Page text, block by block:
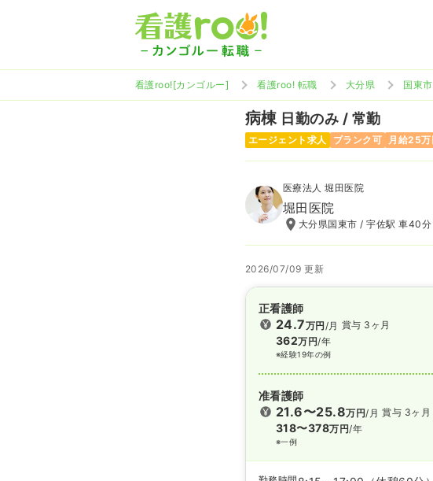
看護roo![カンゴルー] 看護roo! 転職 大分県 国東市
病棟 日勤のみ / 常勤
エージェント求人 ブランク可 月給25万
医療法人 堀田医院
堀田医院
大分県国東市 / 宇佐駅 車40分
2026/07/09 更新
正看護師
24.7万円/月
362万円/年
※経験19年の例
賞与 3ヶ月
准看護師
21.6〜25.8万円/月
318〜378万円/年
※一例
賞与 3ヶ月